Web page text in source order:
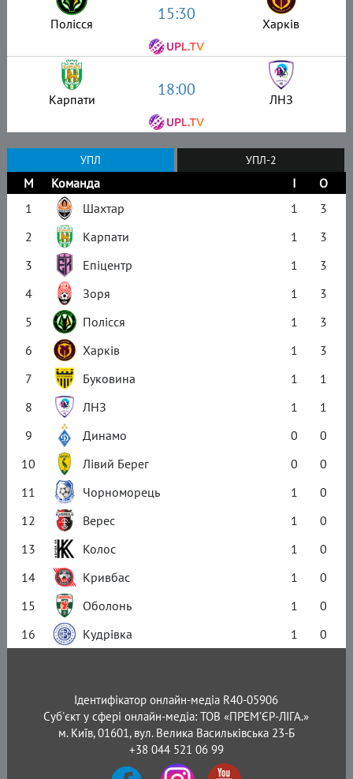
Полісся 15:30 Харків
Карпати 18:00 ЛНЗ
УПЛ УПЛ-2
М Команда І
О
1
Шахтар 1
3
2
Карпати 1
3
3
Епіцентр 1
3
4
Зоря 1
3
5
Полісся 1
3
6
Харків 1
3
7
Буковина 1
1
8
ЛНЗ 1
1
9
Динамо 0
0
10
Лівий Берег 0
0
11
Чорноморець 1
0
12
Верес 1
0
13
Колос 1
0
14
Кривбас 1
0
15
Оболонь 1
0
16
Кудрівка 1 0
Ідентифікатор онлайн-медіа R40-05906
Суб'єкт у сфері онлайн-медіа: ТОВ «ПРЕМ’ЄР-ЛІГА.»
м. Київ, 01601, вул. Велика Васильківська 23-Б
+38 044 521 06 99